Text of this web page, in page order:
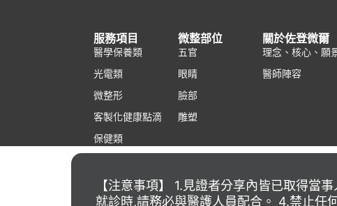
服務項目
醫學保養類
光電類
微整形
客製化健康點滴
保健類
微整部位
五官
眼睛
臉部
雕塑
關於佐登微爾
理念、核心、願
醫師陣容
【注意事項】 1.見證者分享內皆已取得當
就診時,請務必與醫護人員配合。 4.禁止任